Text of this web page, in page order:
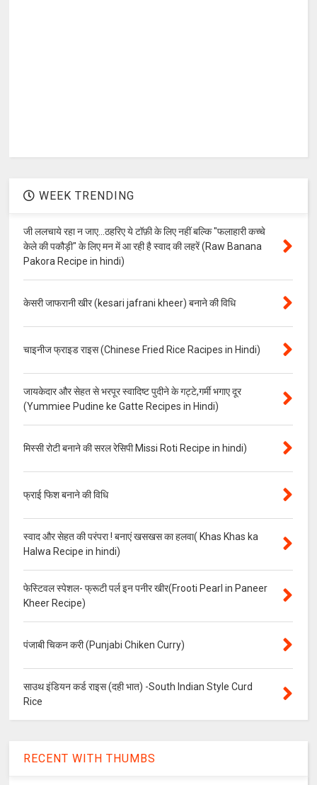
WEEK TRENDING
जी ललचाये रहा न जाए...ठहरिए ये टॉफ़ी के लिए नहीं बल्कि "फलाहारी कच्चे
केले की पकौड़ी" के लिए मन में आ रही है स्वाद की लहरें (Raw Banana
Pakora Recipe in hindi)
केसरी जाफरानी खीर (kesari jafrani kheer) बनाने की विधि
चाइनीज फ्राइड राइस (Chinese Fried Rice Racipes in Hindi)
जायकेदार और सेहत से भरपूर स्वादिष्ट पुदीने के गट्टे,गर्मी भगाए दूर
(Yummiee Pudine ke Gatte Recipes in Hindi)
मिस्सी रोटी बनाने की सरल रेसिपी Missi Roti Recipe in hindi)
फ्राई फिश बनाने की विधि
स्वाद और सेहत की परंपरा ! बनाएं खसखस का हलवा( Khas Khas ka
Halwa Recipe in hindi)
फेस्टिवल स्पेशल- फ्रूटी पर्ल इन पनीर खीर(Frooti Pearl in Paneer
Kheer Recipe)
पंजाबी चिकन करी (Punjabi Chiken Curry)
साउथ इंडियन कर्ड राइस (दही भात) -South Indian Style Curd
Rice
RECENT WITH THUMBS